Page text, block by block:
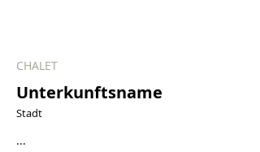
CHALET
Unterkunftsname
Stadt
...